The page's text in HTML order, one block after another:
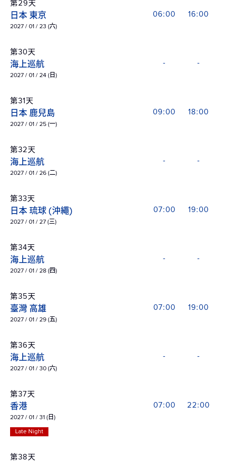
第29天
日本 東京
2027 / 01 / 23 (六)
06:00 16:00
第30天
海上巡航
2027 / 01 / 24 (日)
- -
第31天
日本 鹿兒島
2027 / 01 / 25 (一)
09:00 18:00
第32天
海上巡航
2027 / 01 / 26 (二)
- -
第33天
日本 琉球 (沖繩)
2027 / 01 / 27 (三)
07:00 19:00
第34天
海上巡航
2027 / 01 / 28 (四)
- -
第35天
臺灣 高雄
2027 / 01 / 29 (五)
07:00 19:00
第36天
海上巡航
2027 / 01 / 30 (六)
- -
第37天
香港
2027 / 01 / 31 (日)
Late Night
07:00 22:00
第38天